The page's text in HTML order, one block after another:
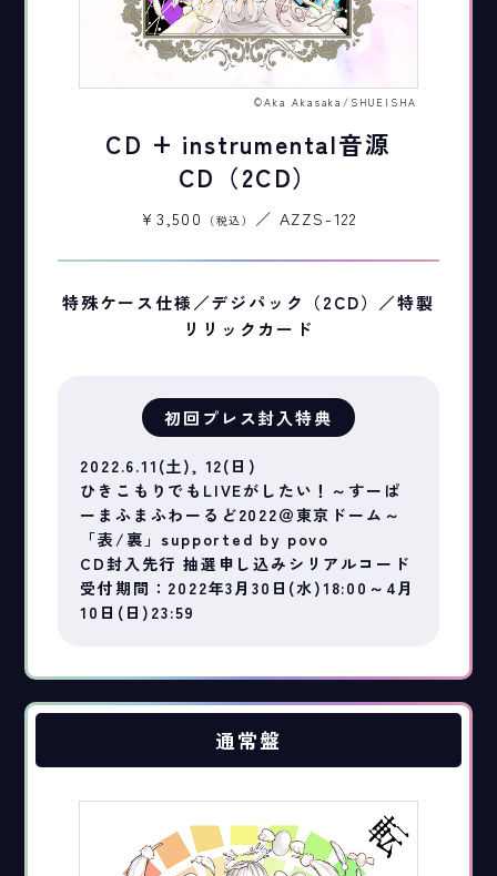
©Aka Akasaka/SHUEISHA
CD + instrumental音源
CD（2CD）
¥3,500 （税込） ／ AZZS-122
特殊ケース仕様／デジパック（2CD）／特製
リリックカード
初回プレス封入特典
2022.6.11(土), 12(日)
ひきこもりでもLIVEがしたい！～すーぱ
ーまふまふわーるど2022＠東京ドーム～
「表/裏」supported by povo
CD封入先行 抽選申し込みシリアルコード
受付期間：2022年3月30日(水)18:00～4月
10日(日)23:59
通常盤